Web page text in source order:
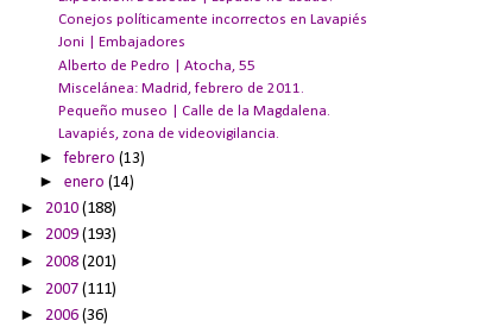
Conejos políticamente incorrectos en Lavapiés
Joni | Embajadores
Alberto de Pedro | Atocha, 55
Miscelánea: Madrid, febrero de 2011.
Pequeño museo | Calle de la Magdalena.
Lavapiés, zona de videovigilancia.
►febrero(13)
►enero(14)
► 2010 (188)
► 2009 (193)
► 2008 (201)
► 2007 (111)
► 2006 (36)